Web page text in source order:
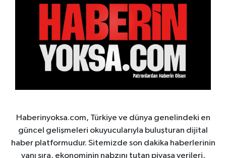
Haberinyoksa.com, Türkiye ve dünya genelindeki en
güncel gelişmeleri okuyucularıyla buluşturan dijital
haber platformudur. Sitemizde son dakika haberlerinin
yanı sıra, ekonominin nabzını tutan piyasa verileri,